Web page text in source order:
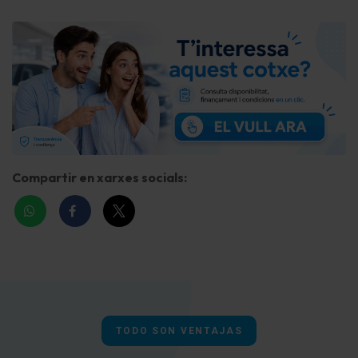
Dispositivo manos libres con Voice-Control y
Bluetooth
Conexión USB y conexión AUX-IN
Conectores multimedia AUX-IN
ampliado Smartphone-Integración (Apple CarPlay y
Android Auto)
Display multifunción
Ordenador de a bordo
Compartir en xarxes socials:
TODO SON VENTAJAS